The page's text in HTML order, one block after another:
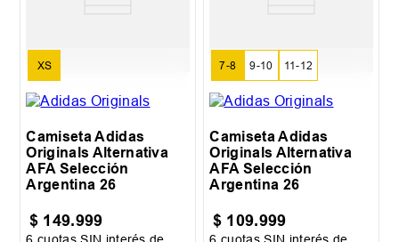
XS
Camiseta Adidas
Originals Alternativa
AFA Selección
Argentina 26
$ 149.999
7-8 9-10 11-12
Camiseta Adidas
Originals Alternativa
AFA Selección
Argentina 26
$ 109.999